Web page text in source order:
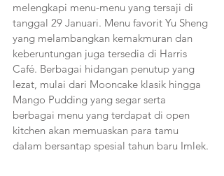
melengkapi menu-menu yang tersaji di
tanggal 29 Januari. Menu favorit Yu Sheng
yang melambangkan kemakmuran dan
keberuntungan juga tersedia di Harris
Café. Berbagai hidangan penutup yang
lezat, mulai dari Mooncake klasik hingga
Mango Pudding yang segar serta
berbagai menu yang terdapat di open
kitchen akan memuaskan para tamu
dalam bersantap spesial tahun baru Imlek.